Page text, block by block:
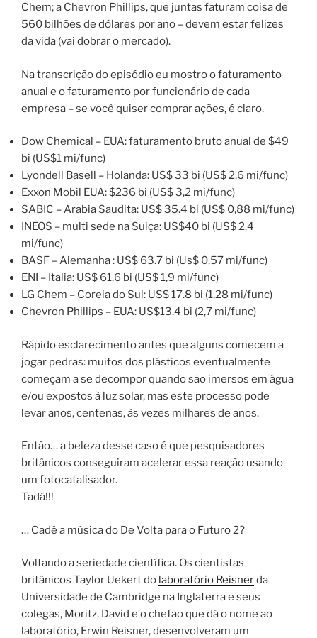
Chem; a Chevron Phillips, que juntas faturam coisa de
560 bilhões de dólares por ano – devem estar felizes
da vida (vai dobrar o mercado).
Na transcrição do episódio eu mostro o faturamento
anual e o faturamento por funcionário de cada
empresa – se você quiser comprar ações, é claro.
Dow Chemical – EUA: faturamento bruto anual de $49
bi (US$1 mi/func)
Lyondell Basell – Holanda: US$ 33 bi (US$ 2,6 mi/func)
Exxon Mobil EUA: $236 bi (US$ 3,2 mi/func)
SABIC – Arabia Saudita: US$ 35.4 bi (US$ 0,88 mi/func)
INEOS – multi sede na Suiça: US$40 bi (US$ 2,4
mi/func)
BASF – Alemanha : US$ 63.7 bi (Us$ 0,57 mi/func)
ENI – Italia: US$ 61.6 bi (US$ 1,9 mi/func)
LG Chem – Coreia do Sul: US$ 17.8 bi (1,28 mi/func)
Chevron Phillips – EUA: US$13.4 bi (2,7 mi/func)
Rápido esclarecimento antes que alguns comecem a
jogar pedras: muitos dos plásticos eventualmente
começam a se decompor quando são imersos em água
e/ou expostos à luz solar, mas este processo pode
levar anos, centenas, às vezes milhares de anos.
Então… a beleza desse caso é que pesquisadores
britânicos conseguiram acelerar essa reação usando
um fotocatalisador.
Tadá!!!
… Cadê a música do De Volta para o Futuro 2?
Voltando a seriedade científica. Os cientistas
britânicos Taylor Uekert do laboratório Reisnerda
Universidade de Cambridge na Inglaterra e seus
colegas, Moritz, David e o chefão que dá o nome ao
laboratório, Erwin Reisner, desenvolveram um